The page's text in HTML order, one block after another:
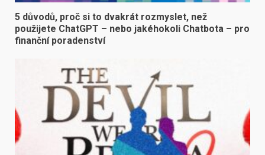
5 důvodů, proč si to dvakrát rozmyslet, než
použijete ChatGPT – nebo jakéhokoli Chatbota – pro
finanční poradenství